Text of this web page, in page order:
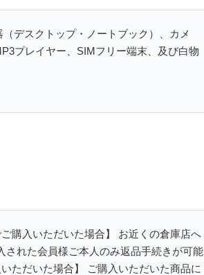
デスクトップ・ノートブック）、カメ
プレイヤー、SIMフリー端末、及び白物
購入いただいた場合】 お近くの倉庫店へ
された会員様ご本人のみ返品手続きが可能
ただいた場合】 ご購入いただいた商品に